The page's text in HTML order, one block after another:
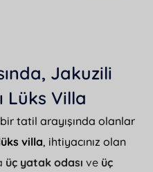
Jakuzili
Lüks Villa
tatil arayışında olanlar
villa, ihtiyacınız olan
üç yatak odası ve üç